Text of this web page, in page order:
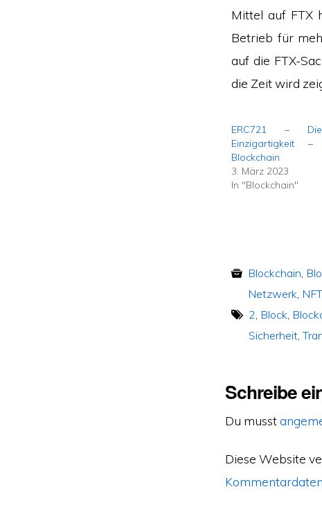
Mittel auf FTX
Betrieb für
auf die FTX-
die Zeit wird
ERC721 –
Einzigartigkeit
Blockchain
3. März 2023
In "Blockchain"
Blockchain
Netzwerk NFT
2 Block
Sicherheit ,
Schreibe
Du musst
Diese Website